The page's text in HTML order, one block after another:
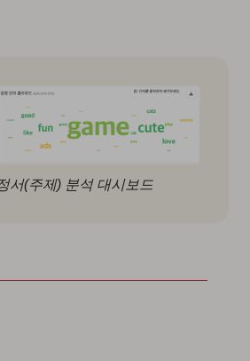
서(주제) 분석 대시보드